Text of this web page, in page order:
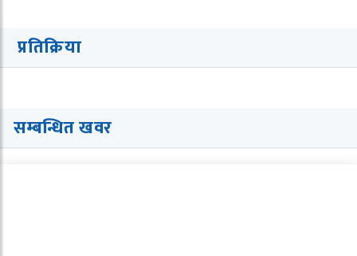
प्रतिक्रिया
सम्बन्धित खवर